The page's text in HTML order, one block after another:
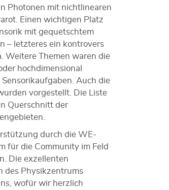
Photonen mit nichtlinearen
Einen wichtigen Platz
mit gequetschtem
– letzteres ein kontrovers
Weitere Themen waren die
hochdimensional
Auch die
vorgestellt. Die Liste
Querschnitt der
durch die WE-
für die Community im Feld
Die exzellenten
des Physikzentrums
wofür wir herzlich